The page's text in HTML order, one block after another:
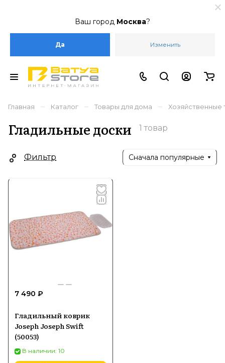
Ваш город Москва?
Да Изменить
Главная – Каталог – Товары для дома – Хозяйственные
Гладильные доски 1 товар
Фильтр Сначала популярные
7 490 ₽
Гладильный коврик
Joseph Joseph Swift
(50053)
В наличии: 10